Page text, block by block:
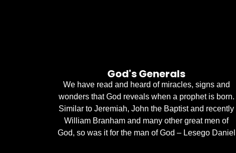
God's Generals
We have read and heard of miracles, signs and
wonders that God reveals when a prophet is born.
Similar to Jeremiah, John the Baptist and recently
William Branham and many other great men of
God, so was it for the man of God – Lesego Daniel